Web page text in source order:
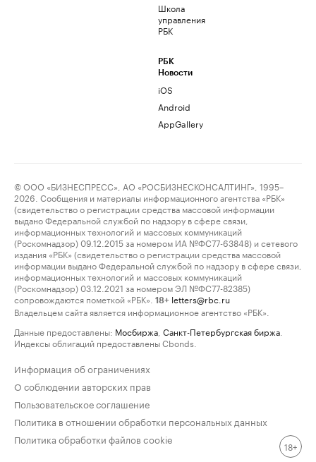
Школа
управления
РБК
РБК
Новости
iOS
Android
AppGallery
© ООО «БИЗНЕСПРЕСС», АО «РОСБИЗНЕСКОНСАЛТИНГ», 1995–
2026. Сообщения и материалы информационного агентства «РБК»
(свидетельство о регистрации средства массовой информации
выдано Федеральной службой по надзору в сфере связи,
информационных технологий и массовых коммуникаций
(Роскомнадзор) 09.12.2015 за номером ИА №ФС77-63848) и сетевого
издания «РБК» (свидетельство о регистрации средства массовой
информации выдано Федеральной службой по надзору в сфере связи,
информационных технологий и массовых коммуникаций
(Роскомнадзор) 03.12.2021 за номером ЭЛ №ФС77-82385)
сопровождаются пометкой «РБК».
18+ letters@rbc.ru
Владельцем сайта является информационное агентство «РБК».
Данные предоставлены: Мосбиржа Санкт-Петербургская биржа
Индексы облигаций предоставлены Cbonds.
Информация об ограничениях
О соблюдении авторских прав
Пользовательское соглашение
Политика в отношении обработки персональных данных
Политика обработки файлов cookie
18+